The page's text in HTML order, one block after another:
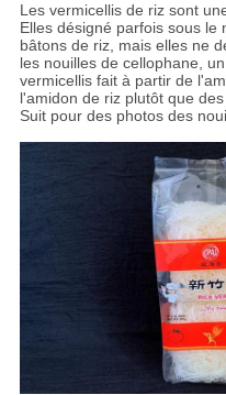
Les vermicellis de riz sont
Elles désigné parfois sous le
bâtons de riz, mais elles ne
les nouilles de cellophane,
vermicellis fait à partir de
l'amidon de riz plutôt que
Suit pour des photos des